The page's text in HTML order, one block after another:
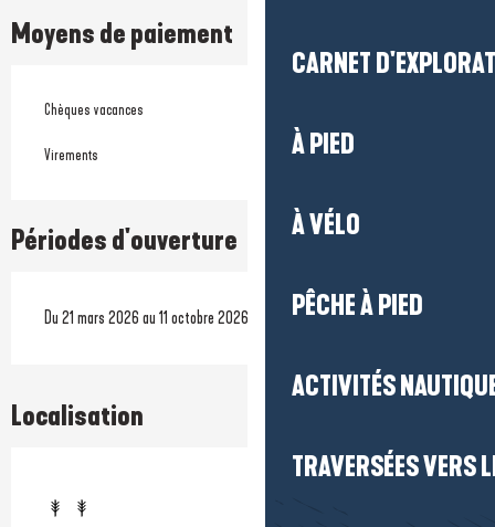
CARNET
À PIED
À VÉLO
PÊCHE À PIED
ACTIVITÉS
TRAVERSÉES VERS
Moyens de paiement
Chèques vacances
Virements
Périodes d'ouverture
Du 21 mars 2026 au 11 octobre 2026
Localisation
Prestataire engagé dans une démarche écoresponsable